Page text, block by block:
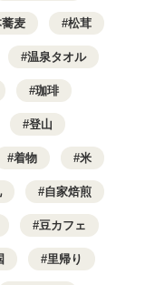
麦 松茸
温泉タオル
珈琲
登山
着物 米
自家焙煎
豆カフェ
里帰り